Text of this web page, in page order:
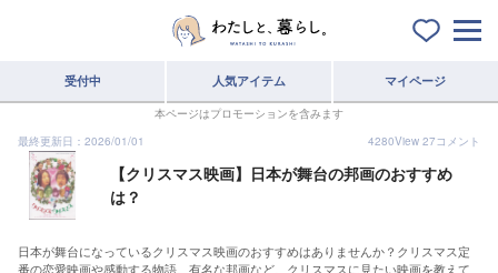
受付中 人気アイテム マイページ
本ページはプロモーションを含みます
最終更新日：2026/01/01
4280View 27コメント
【クリスマス映画】日本が舞台の邦画のおすすめ
は？
日本が舞台になっているクリスマス映画のおすすめはありませんか？クリスマス定
番の恋愛映画や感動する物語、有名な邦画など、クリスマスに見たい映画を教えて